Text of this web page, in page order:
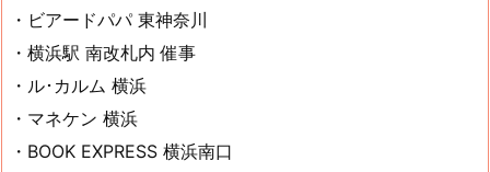
・ビアードパパ 東神奈川
・横浜駅 南改札内 催事
・ル･カルム 横浜
・マネケン 横浜
・BOOK EXPRESS 横浜南口